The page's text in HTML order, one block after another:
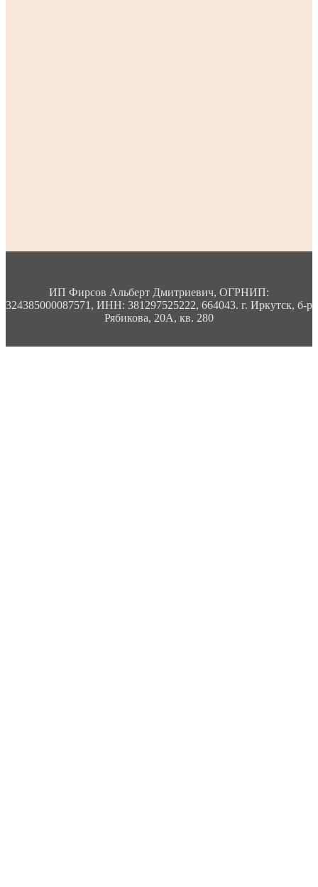
ИП Фирсов Альберт Дмитриевич, ОГРНИП:
324385000087571, ИНН: 381297525222, 664043. г. Иркутск, б-р
Рябикова, 20А, кв. 280